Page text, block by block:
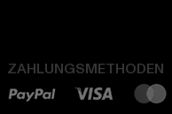
ZAHLUNGSMETHODEN